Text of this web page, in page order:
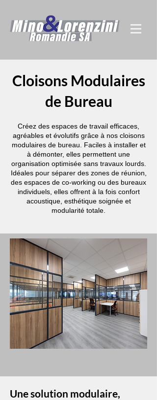
Cloisons Modulaires
de Bureau
Créez des espaces de travail efficaces,
agréables et évolutifs grâce à nos cloisons
modulaires de bureau. Faciles à installer et
à démonter, elles permettent une
organisation optimisée sans travaux lourds.
Idéales pour séparer des zones de réunion,
des espaces de co-working ou des bureaux
individuels, elles offrent à la fois confort
acoustique, esthétique soignée et
modularité totale.
Une solution modulaire,